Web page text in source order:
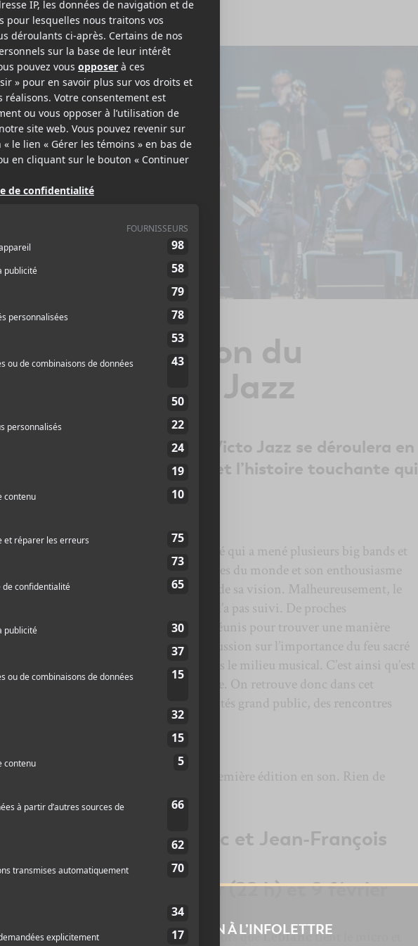
édition du
JPL Victo Jazz
édition du festival JPL Victo Jazz se déroulera en
Découvrez les artistes et l’histoire touchante qui
de ce nouveau projet.
Lambert était un directeur musical réputé qui a mené plusieurs big bands et
Celui-ci était un mordu des musiques du monde et son enthousiasme
fédéré plus d’un instrumentiste autour de sa vision. Malheureusement, le
il décédait. Mais sa passion, elle, ne l’a pas suivi. De proches
et des membres de sa famille se sont réunis pour trouver une manière
mémoire. Je vous économise ici la discussion sur l’importance du feu sacré
d’entêtement) pour arriver à ses fins dans le milieu musical. C’est ainsi qu’est
nouveau festival de jazz à Victoriaville. On retrouve donc dans cet
programmation complète, des activités grand public, des rencontres
compétition.
de découvrir les artistes de cette première édition en son. Rien de
ulie Leblanc et Jean-François
(19 h et 22 h) , 8 février (22 h) et 9 février
ensemble depuis quelque temps. Alors queLeblanctient le micro et
INSCRIPTION À L’INFOLETTRE